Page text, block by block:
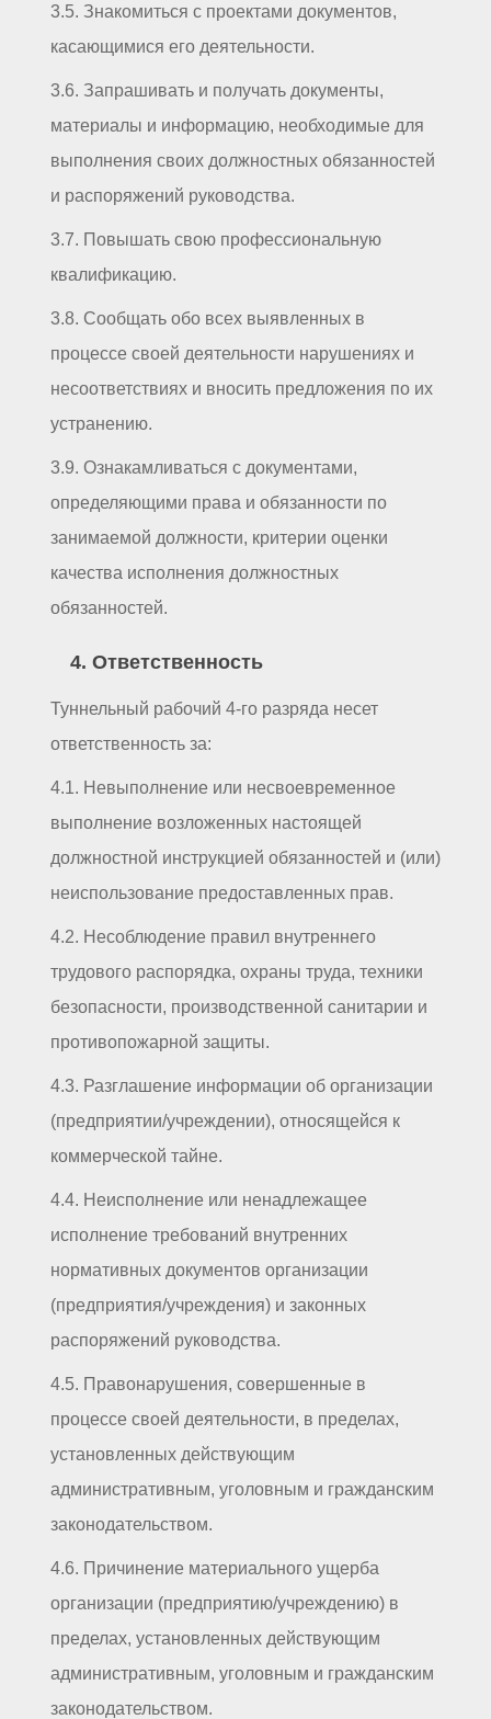
3.5. Знакомиться с проектами документов,
касающимися его деятельности.
3.6. Запрашивать и получать документы,
материалы и информацию, необходимые для
выполнения своих должностных обязанностей
и распоряжений руководства.
3.7. Повышать свою профессиональную
квалификацию.
3.8. Сообщать обо всех выявленных в
процессе своей деятельности нарушениях и
несоответствиях и вносить предложения по их
устранению.
3.9. Ознакамливаться с документами,
определяющими права и обязанности по
занимаемой должности, критерии оценки
качества исполнения должностных
обязанностей.
4. Ответственность
Туннельный рабочий 4-го разряда несет
ответственность за:
4.1. Невыполнение или несвоевременное
выполнение возложенных настоящей
должностной инструкцией обязанностей и (или)
неиспользование предоставленных прав.
4.2. Несоблюдение правил внутреннего
трудового распорядка, охраны труда, техники
безопасности, производственной санитарии и
противопожарной защиты.
4.3. Разглашение информации об организации
(предприятии/учреждении), относящейся к
коммерческой тайне.
4.4. Неисполнение или ненадлежащее
исполнение требований внутренних
нормативных документов организации
(предприятия/учреждения) и законных
распоряжений руководства.
4.5. Правонарушения, совершенные в
процессе своей деятельности, в пределах,
установленных действующим
административным, уголовным и гражданским
законодательством.
4.6. Причинение материального ущерба
организации (предприятию/учреждению) в
пределах, установленных действующим
административным, уголовным и гражданским
законодательством.